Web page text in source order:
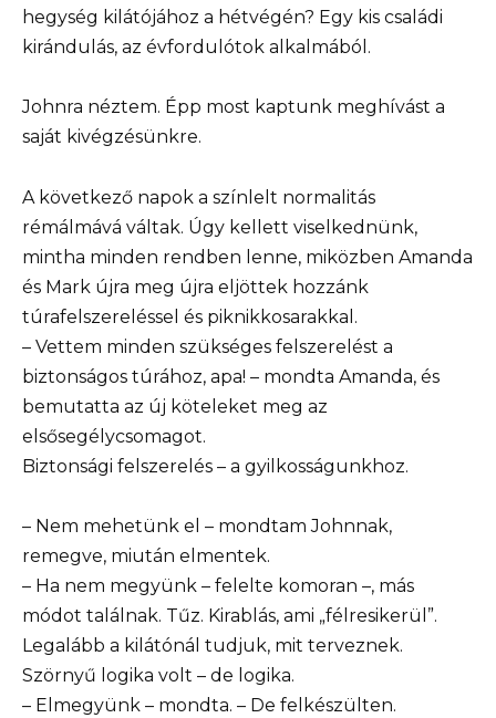
hegység kilátójához a hétvégén? Egy kis családi
kirándulás, az évfordulótok alkalmából.
Johnra néztem. Épp most kaptunk meghívást a
saját kivégzésünkre.
A következő napok a színlelt normalitás
rémálmává váltak. Úgy kellett viselkednünk,
mintha minden rendben lenne, miközben Amanda
és Mark újra meg újra eljöttek hozzánk
túrafelszereléssel és piknikkosarakkal.
– Vettem minden szükséges felszerelést a
biztonságos túrához, apa! – mondta Amanda, és
bemutatta az új köteleket meg az
elsősegélycsomagot.
Biztonsági felszerelés – a gyilkosságunkhoz.
– Nem mehetünk el – mondtam Johnnak,
remegve, miután elmentek.
– Ha nem megyünk – felelte komoran –, más
módot találnak. Tűz. Kirablás, ami „félresikerül”.
Legalább a kilátónál tudjuk, mit terveznek.
Szörnyű logika volt – de logika.
– Elmegyünk – mondta. – De felkészülten.